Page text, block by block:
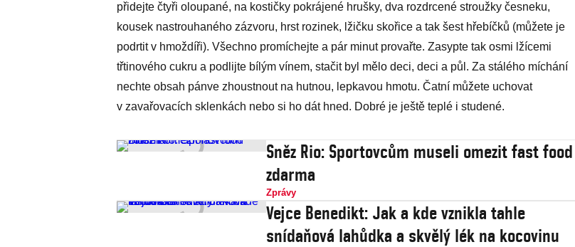
přidejte čtyři oloupané, na kostičky pokrájené hrušky, dva rozdrcené stroužky česneku,
kousek nastrouhaného zázvoru, hrst rozinek, lžičku skořice a tak šest hřebíčků (můžete je
podrtit v hmoždíři). Všechno promíchejte a pár minut provařte. Zasypte tak osmi lžícemi
třtinového cukru a podlijte bílým vínem, stačit byl mělo deci, deci a půl. Za stálého míchání
nechte obsah pánve zhoustnout na hutnou, lepkavou hmotu. Čatní můžete uchovat
v zavařovacích sklenkách nebo si ho dát hned. Dobré je ještě teplé i studené.
Sněz Rio: Sportovcům museli omezit fast food
zdarma
Zprávy
Vejce Benedikt: Jak a kde vznikla tahle
snídaňová lahůdka a skvělý lék na kocovinu